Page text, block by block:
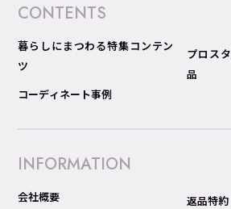
CONTENTS
暮らしにまつわる特集コンテン
ツ
コーディネート事例
プロス
品
INFORMATION
会社概要
返品特約